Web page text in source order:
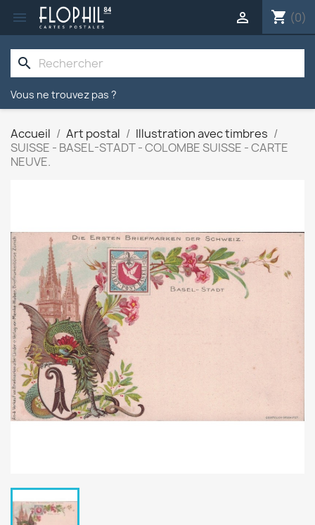
 shopping_cart (0)

search
Vous ne trouvez pas ?
Accueil Art postal
Illustration avec timbres
SUISSE - BASEL-STADT - COLOMBE SUISSE - CARTE
NEUVE.